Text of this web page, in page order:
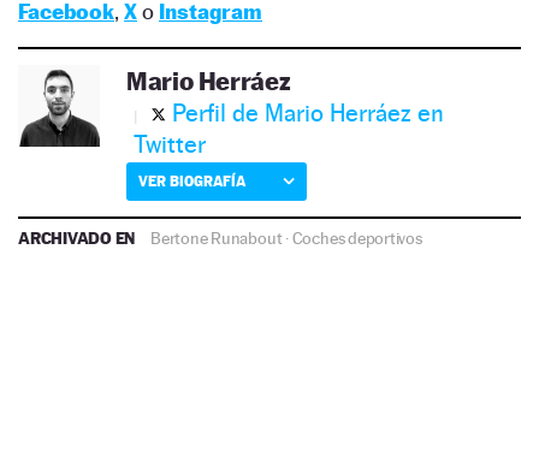
Facebook, Xo Instagram
Mario Herráez
Perfil de Mario Herráez en
Twitter
VER BIOGRAFÍA
ARCHIVADO EN Bertone Runabout·Coches deportivos